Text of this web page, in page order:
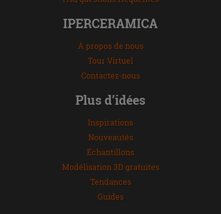
IPERCERAMICA
À propos de nous
Tour Virtuel
Contactez-nous
Plus d’idées
Inspirations
Nouveautés
Échantillons
Modélisation 3D gratuites
Tendances
Guides